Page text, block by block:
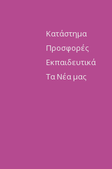
Κατάστημα
Προσφορές
Εκπαιδευτικά
Τα Νέα μας